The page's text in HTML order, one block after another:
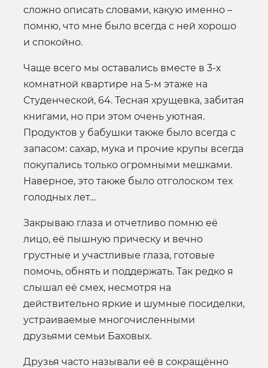
сложно описать словами, какую именно –
помню, что мне было всегда с ней хорошо
и спокойно.
Чаще всего мы оставались вместе в 3-х
комнатной квартире на 5-м этаже на
Студенческой, 64. Тесная хрущевка, забитая
книгами, но при этом очень уютная.
Продуктов у бабушки также было всегда с
запасом: сахар, мука и прочие крупы всегда
покупались только огромными мешками.
Наверное, это также было отголоском тех
голодных лет…
Закрываю глаза и отчетливо помню её
лицо, её пышную прическу и вечно
грустные и участливые глаза, готовые
помочь, обнять и поддержать. Так редко я
слышал её смех, несмотря на
действительно яркие и шумные посиделки,
устраиваемые многочисленными
друзьями семьи Баховых.
Друзья часто называли её в сокращённо